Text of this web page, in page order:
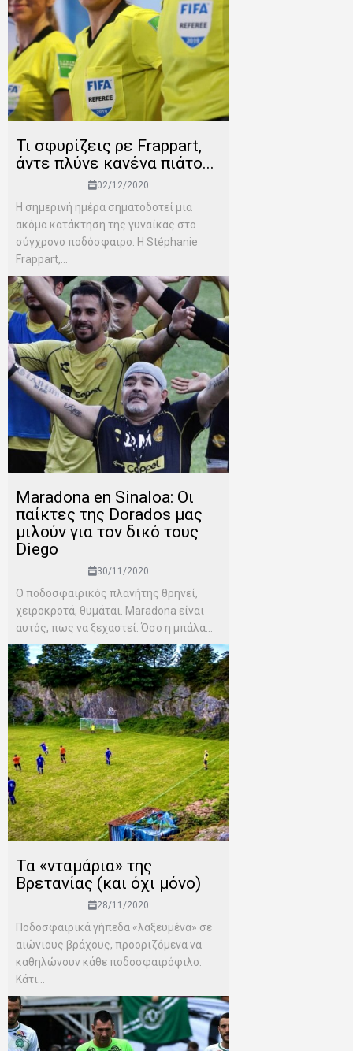
Τι σφυρίζεις ρε Frappart,
άντε πλύνε κανένα πιάτο...
02/12/2020
Η σημερινή ημέρα σηματοδοτεί μια
ακόμα κατάκτηση της γυναίκας στο
σύγχρονο ποδόσφαιρο. Η Stéphanie
Frappart,...
Maradona en Sinaloa: Οι
παίκτες της Dorados μας
μιλούν για τον δικό τους
Diego
30/11/2020
Ο ποδοσφαιρικός πλανήτης θρηνεί,
χειροκροτά, θυμάται. Maradona είναι
αυτός, πως να ξεχαστεί. Όσο η μπάλα...
Τα «νταμάρια» της
Βρετανίας (και όχι μόνο)
28/11/2020
Ποδοσφαιρικά γήπεδα «λαξευμένα» σε
αιώνιους βράχους, προοριζόμενα να
καθηλώνουν κάθε ποδοσφαιρόφιλο.
Κάτι...